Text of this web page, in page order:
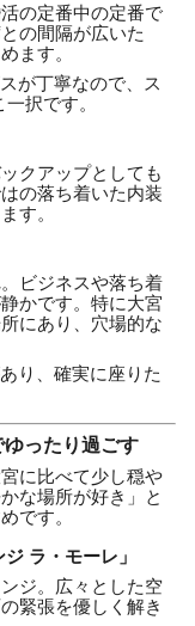
の定番中の定番で
の間隔が広いた
ます。
が丁寧なので、ス
択です。
クアップとしても
の落ち着いた内装
す。
ビジネスや落ち着
かです。特に大宮
にあり、穴場的な
り、確実に座りた
ったり過ごす
に比べて少し穏や
な場所が好き」と
です。
ラ・モーレ」
ジ。広々とした空
緊張を優しく解き